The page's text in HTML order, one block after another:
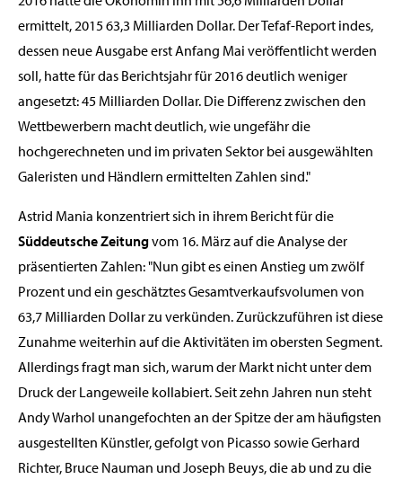
ermittelt, 2015 63,3 Milliarden Dollar. Der Tefaf-Report indes,
dessen neue Ausgabe erst Anfang Mai veröffentlicht werden
soll, hatte für das Berichtsjahr für 2016 deutlich weniger
angesetzt: 45 Milliarden Dollar. Die Differenz zwischen den
Wettbewerbern macht deutlich, wie ungefähr die
hochgerechneten und im privaten Sektor bei ausgewählten
Galeristen und Händlern ermittelten Zahlen sind."
Astrid Mania konzentriert sich in ihrem Bericht für die
Süddeutsche Zeitungvom 16. März auf die Analyse der
präsentierten Zahlen: "Nun gibt es einen Anstieg um zwölf
Prozent und ein geschätztes Gesamtverkaufsvolumen von
63,7 Milliarden Dollar zu verkünden. Zurückzuführen ist diese
Zunahme weiterhin auf die Aktivitäten im obersten Segment.
Allerdings fragt man sich, warum der Markt nicht unter dem
Druck der Langeweile kollabiert. Seit zehn Jahren nun steht
Andy Warhol unangefochten an der Spitze der am häufigsten
ausgestellten Künstler, gefolgt von Picasso sowie Gerhard
Richter, Bruce Nauman und Joseph Beuys, die ab und zu die